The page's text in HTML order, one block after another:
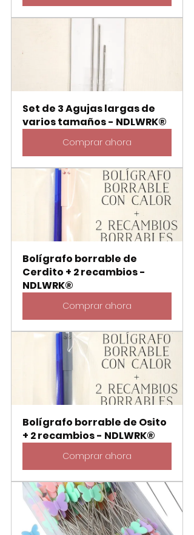
Set de 3 Agujas largas de
varios tamaños - NDLWRK®
Comprar ahora
Bolígrafo borrable de
Cerdito + 2 recambios -
NDLWRK®
Comprar ahora
Bolígrafo borrable de Osito
+ 2 recambios - NDLWRK®
Comprar ahora